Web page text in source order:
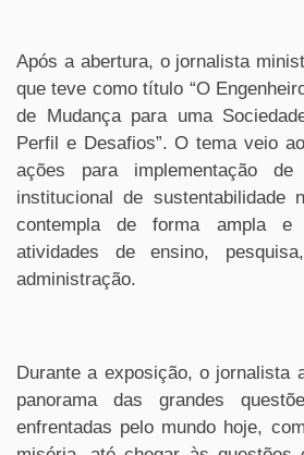
Após a abertura, o jornalista
que teve como título “O
de Mudança para uma
Perfil e Desafios”. O tema veio
ações para implementação
institucional de sustentabilidade
contempla de forma ampla e
atividades de ensino,
administração.
Durante a exposição, o jornalista
panorama das grandes
enfrentadas pelo mundo hoje,